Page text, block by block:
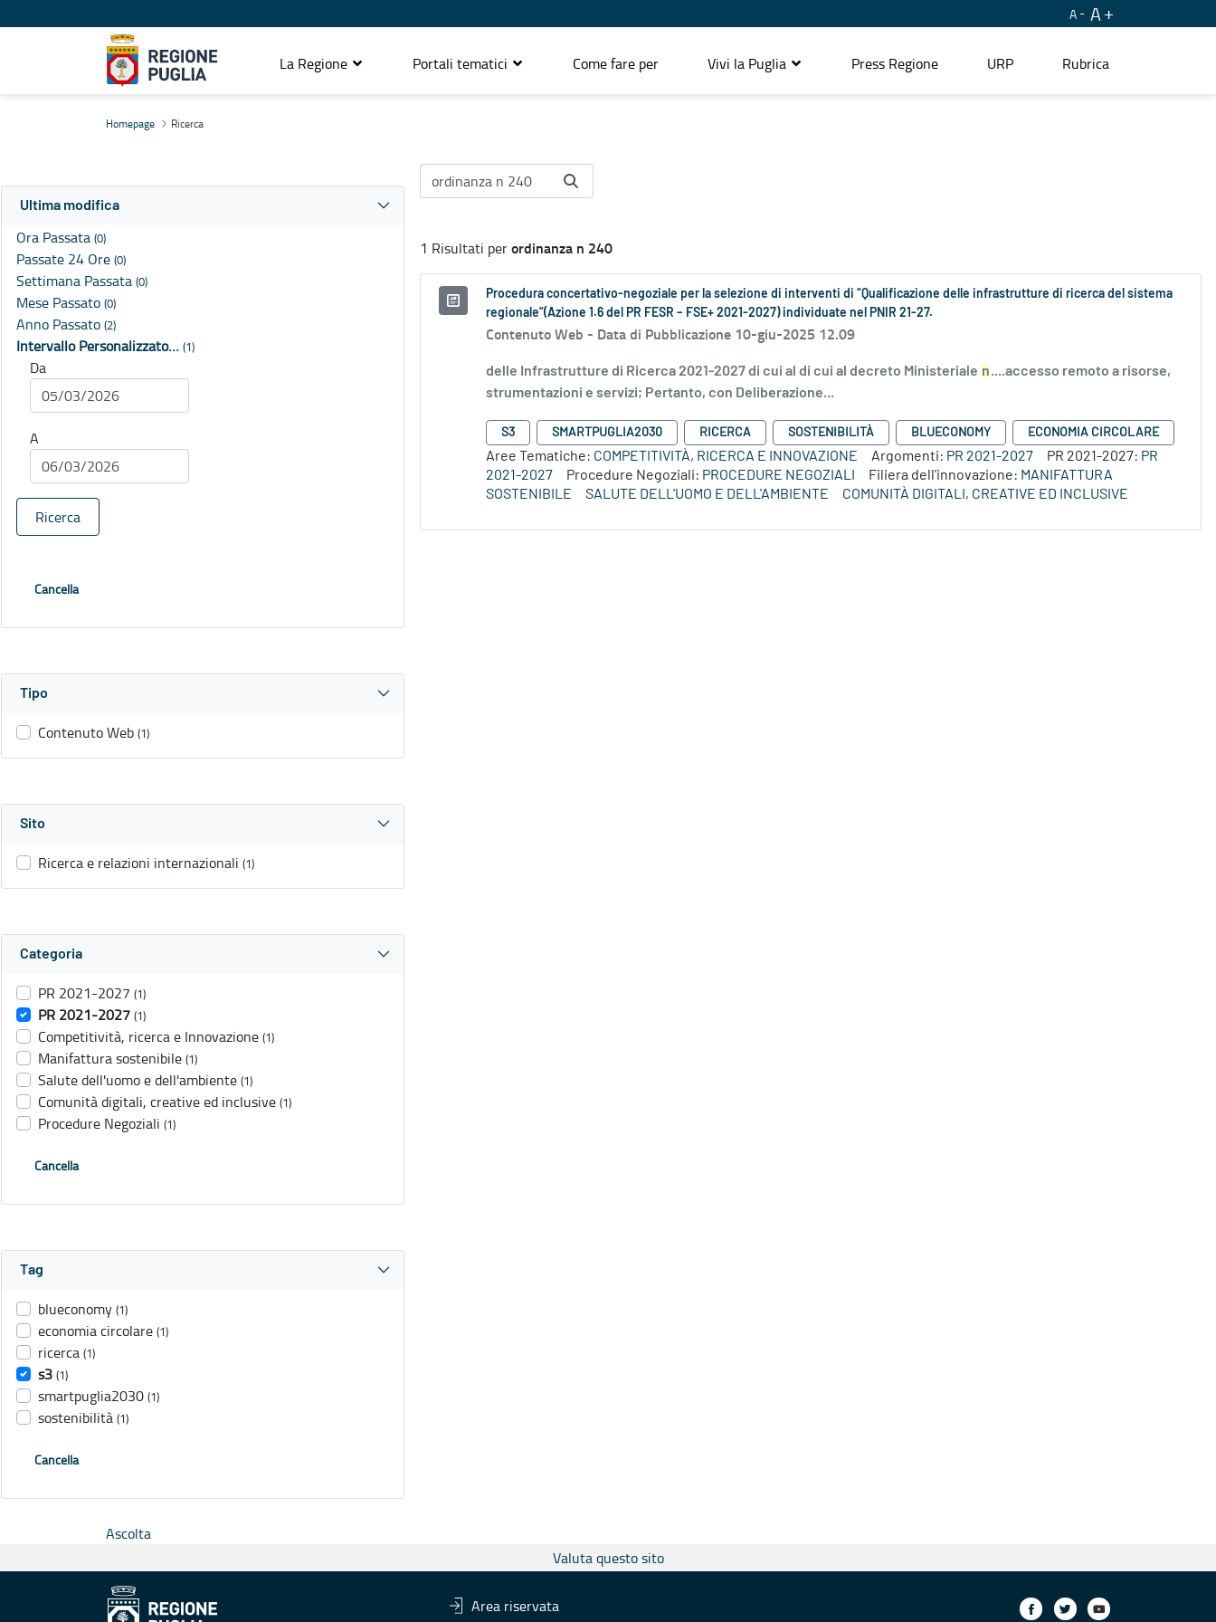
A A
La Regione Portali tematici Come fare per Vivi la Puglia Press Regione URP Rubrica
Homepage Ricerca
Ultima modifica
Ora Passata (0)
Passate 24 Ore (0)
Settimana Passata (0)
Mese Passato (0)
Anno Passato (2)
Intervallo Personalizzato… (1)
Da
A
Ricerca
Cancella
Tipo
Contenuto Web (1)
Sito
Ricerca e relazioni internazionali (1)
Categoria
PR 2021-2027 (1)
PR 2021-2027 (1)
Competitività, ricerca e Innovazione (1)
Manifattura sostenibile (1)
Salute dell'uomo e dell'ambiente (1)
Comunità digitali, creative ed inclusive (1)
Procedure Negoziali (1)
Cancella
Tag
blueconomy (1)
economia circolare (1)
ricerca (1)
s3 (1)
smartpuglia2030 (1)
sostenibilità (1)
Cancella
1 Risultati perordinanza n 240
Procedura concertativo-negoziale per la selezione di interventi di “Qualificazione delle infrastrutture di ricerca del sistema
regionale”(Azione 1.6 del PR FESR – FSE+ 2021-2027) individuate nel PNIR 21-27.
Contenuto Web - Data di Pubblicazione 10-giu-2025 12.09
delle Infrastrutture di Ricerca 2021-2027 di cui al di cui al decreto Ministeriale n....accesso remoto a risorse,
strumentazioni e servizi; Pertanto, con Deliberazione...
S3 SMARTPUGLIA2030 RICERCA SOSTENIBILITÀ BLUECONOMY ECONOMIA CIRCOLARE
Aree Tematiche: COMPETITIVITÀ, RICERCA E INNOVAZIONE Argomenti: PR 2021-2027 PR 2021-2027: PR
2021-2027
Procedure Negoziali: PROCEDURE NEGOZIALI Filiera dell'innovazione: MANIFATTURA
SOSTENIBILE
SALUTE DELL'UOMO E DELL'AMBIENTE COMUNITÀ DIGITALI, CREATIVE ED INCLUSIVE
Ascolta
Valuta questo sito
Area riservata